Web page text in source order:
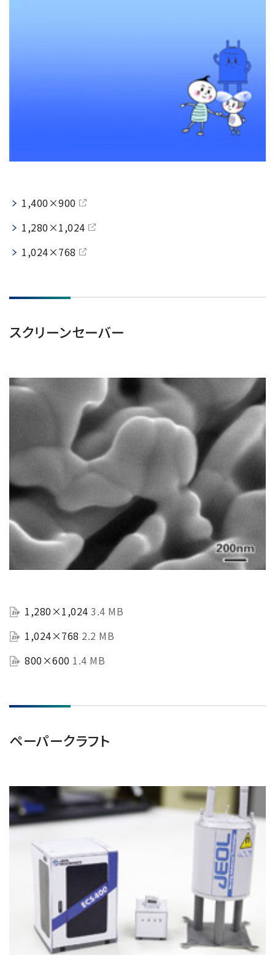
1,400×900
1,280×1,024
1,024×768
スクリーンセーバー
1,280×1,024 3.4 MB
1,024×768 2.2 MB
800×600 1.4 MB
ペーパークラフト